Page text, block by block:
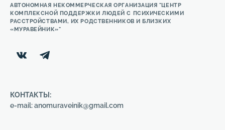
АВТОНОМНАЯ НЕКОММЕРЧЕСКАЯ ОРГАНИЗАЦИЯ "ЦЕНТР
КОМПЛЕКСНОЙ ПОДДЕРЖКИ ЛЮДЕЙ С ПСИХИЧЕСКИМИ
РАССТРОЙСТВАМИ, ИХ РОДСТВЕННИКОВ И БЛИЗКИХ
«МУРАВЕЙНИК»"
КОНТАКТЫ:
e-mail: anomuraveinik@gmail.com